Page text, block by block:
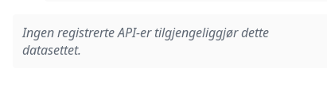
Ingen registrerte API-er tilgjengeliggjør dette
datasettet.